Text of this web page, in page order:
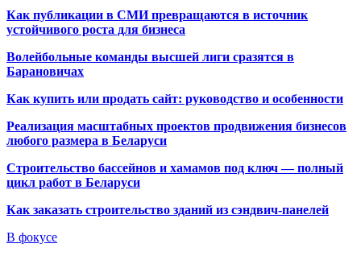
Как публикации в СМИ превращаются в источник
устойчивого роста для бизнеса
Волейбольные команды высшей лиги сразятся в
Барановичах
Как купить или продать сайт: руководство и особенности
Реализация масштабных проектов продвижения бизнесов
любого размера в Беларуси
Строительство бассейнов и хамамов под ключ — полный
цикл работ в Беларуси
Как заказать строительство зданий из сэндвич-панелей
В фокусе